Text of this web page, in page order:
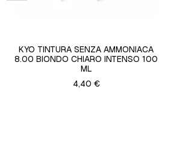
KYO TINTURA SENZA AMMONIACA
8.00 BIONDO CHIARO INTENSO 100
ML
4,40 €